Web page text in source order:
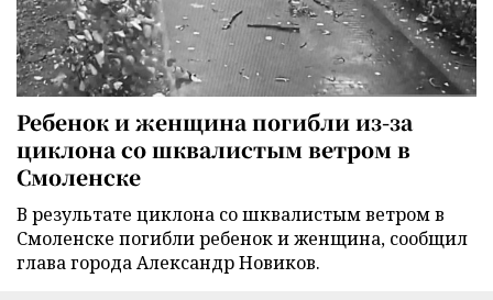
Ребенок и женщина погибли из-за
циклона со шквалистым ветром в
Смоленске
В результате циклона со шквалистым ветром в
Смоленске погибли ребенок и женщина, сообщил
глава города Александр Новиков.